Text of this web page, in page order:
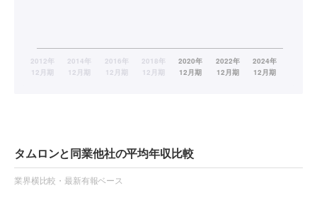
タムロンと同業他社の平均年収比較
業界横比較・最新有報ベース